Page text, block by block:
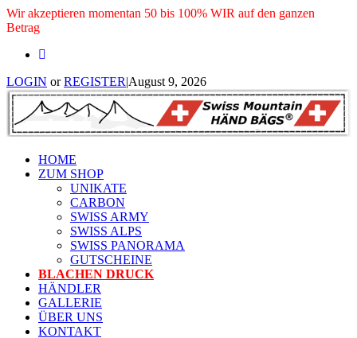
Wir akzeptieren momentan 50 bis 100% WIR auf den ganzen
Betrag
LOGIN orREGISTER|August 9, 2026
HOME
ZUM SHOP
UNIKATE
CARBON
SWISS ARMY
SWISS ALPS
SWISS PANORAMA
GUTSCHEINE
BLACHEN DRUCK
HÄNDLER
GALLERIE
ÜBER UNS
KONTAKT